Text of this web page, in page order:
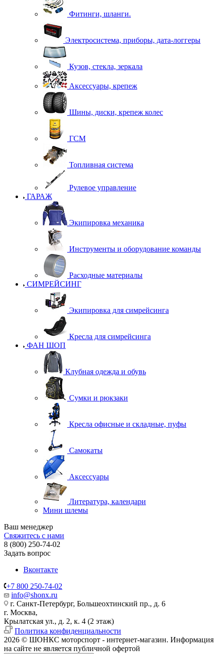
Фитинги, шланги.
Электросистема, приборы, дата-логгеры
Кузов, стекла, зеркала
Аксессуары, крепеж
Шины, диски, крепеж колес
ГСМ
Топливная система
Рулевое управление
ГАРАЖ
Экипировка механика
Инструменты и оборудование команды
Расходные материалы
СИМРЕЙСИНГ
Экипировка для симрейсинга
Кресла для симрейсинга
ФАН ШОП
Клубная одежда и обувь
Сумки и рюкзаки
Кресла офисные и складные, пуфы
Самокаты
Аксессуары
Литература, календари
Мини шлемы
Ваш менеджер
Свяжитесь с нами
8 (800) 250-74-02
Задать вопрос
Вконтакте
+7 800 250-74-02
info@shonx.ru
г. Санкт-Петербург, Большеохтинский пр., д. 6
г. Москва,
Крылатская ул., д. 2, к. 4 (2 этаж)
Политика конфиденциальности
2026 © ШОНКС моторспорт - интернет-магазин. Информация
на сайте не является публичной офертой